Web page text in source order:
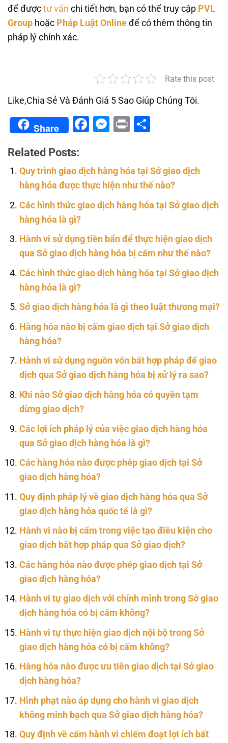
để được tư vấn chi tiết hơn, bạn có thể truy cập PVL
Group hoặc Pháp Luật Online để có thêm thông tin
pháp lý chính xác.
Rate this post
Like,Chia Sẻ Và Đánh Giá 5 Sao Giúp Chúng Tôi.
Share Facebook
Messenger
Print
Related Posts:
Quy trình giao dịch hàng hóa tại Sở giao dịch
hàng hóa được thực hiện như thế nào?
Các hình thức giao dịch hàng hóa tại Sở giao dịch
hàng hóa là gì?
Hành vi sử dụng tiền bẩn để thực hiện giao dịch
qua Sở giao dịch hàng hóa bị cấm như thế nào?
Các hình thức giao dịch hàng hóa tại Sở giao dịch
hàng hóa là gì?
Sở giao dịch hàng hóa là gì theo luật thương mại?
Hàng hóa nào bị cấm giao dịch tại Sở giao dịch
hàng hóa?
Hành vi sử dụng nguồn vốn bất hợp pháp để giao
dịch qua Sở giao dịch hàng hóa bị xử lý ra sao?
Khi nào Sở giao dịch hàng hóa có quyền tạm
dừng giao dịch?
Các lợi ích pháp lý của việc giao dịch hàng hóa
qua Sở giao dịch hàng hóa là gì?
Các hàng hóa nào được phép giao dịch tại Sở
giao dịch hàng hóa?
Quy định pháp lý về giao dịch hàng hóa qua Sở
giao dịch hàng hóa quốc tế là gì?
Hành vi nào bị cấm trong việc tạo điều kiện cho
giao dịch bất hợp pháp qua Sở giao dịch?
Các hàng hóa nào được phép giao dịch tại Sở
giao dịch hàng hóa?
Hành vi tự giao dịch với chính mình trong Sở giao
dịch hàng hóa có bị cấm không?
Hành vi tự thực hiện giao dịch nội bộ trong Sở
giao dịch hàng hóa có bị cấm không?
Hàng hóa nào được ưu tiên giao dịch tại Sở giao
dịch hàng hóa?
Hình phạt nào áp dụng cho hành vi giao dịch
không minh bạch qua Sở giao dịch hàng hóa?
Quy định về cấm hành vi chiếm đoạt lợi ích bất